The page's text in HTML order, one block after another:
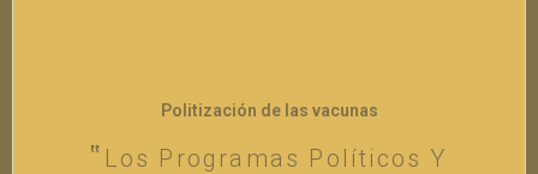
Politización de las vacunas
Los Programas Políticos Y